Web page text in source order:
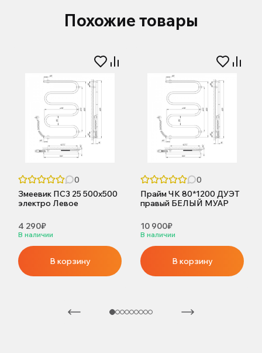
Похожие товары
0
Змеевик ПС3 25 500х500
электро Левое
4 290₽
В наличии
В корзину
0
Прайм ЧК 80*1200 ДУЭТ
правый БЕЛЫЙ МУАР
10 900₽
В наличии
В корзину